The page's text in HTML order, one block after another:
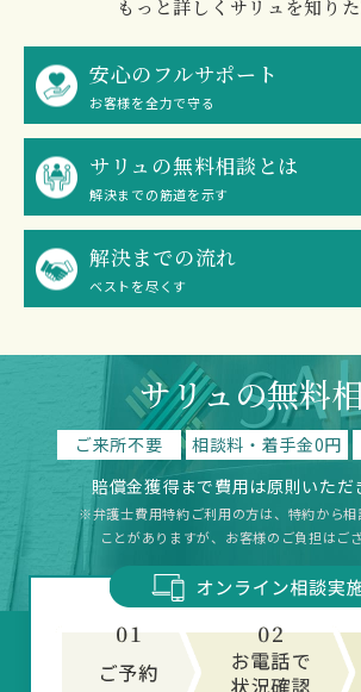
もっと詳しくサリュを知り
安心のフルサポート
お客様を全力で守る
サリュの無料相談とは
解決までの筋道を示す
解決までの流れ
ベストを尽くす
サリュの無料
ご来所不要 相談料・着手金0円
賠償金獲得まで費用は原則いただ
※弁護士費用特約ご利用の方は、特約から相
ことがありますが、お客様のご負担はご